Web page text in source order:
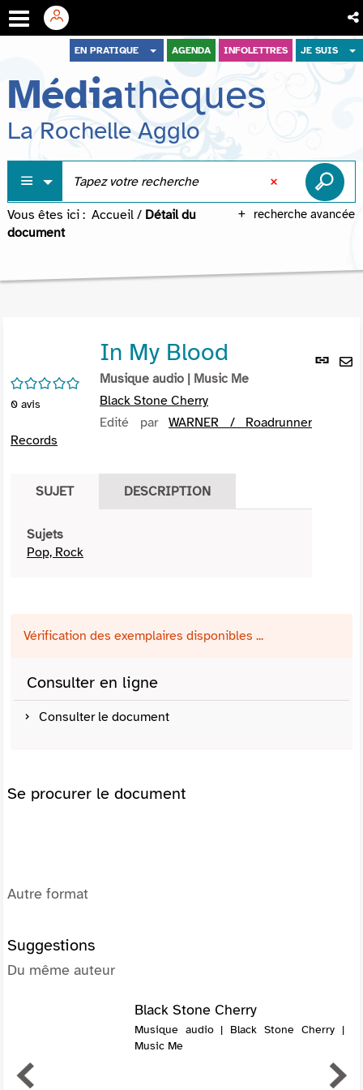
menu
contenu
recherche
EN PRATIQUE AGENDA INFOLETTRES JE SUIS
Médiathèques
La Rochelle Agglo
recherche avancée
Vous êtes ici : Accueil / Détail du
document
Lien
/5
0 avis
In My Blood
Musique audio | Music Me
Black Stone Cherry
Edité par WARNER / Roadrunner
Records
SUJET DESCRIPTION
Sujets
Pop, Rock
Vérification des exemplaires disponibles ...
Consulter en ligne
Consulter le document
Se procurer le document
Autre format
Suggestions
Du même auteur
Black Stone Cherry
Musique audio | Black Stone Cherry |
Music Me